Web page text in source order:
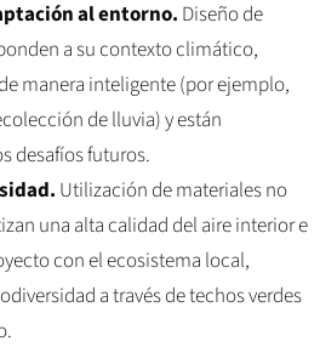
al entorno. Diseño de
a su contexto climático,
manera inteligente (por ejemplo,
de lluvia) y están
desafíos futuros.
Utilización de materiales no
una alta calidad del aire interior e
con el ecosistema local,
a través de techos verdes